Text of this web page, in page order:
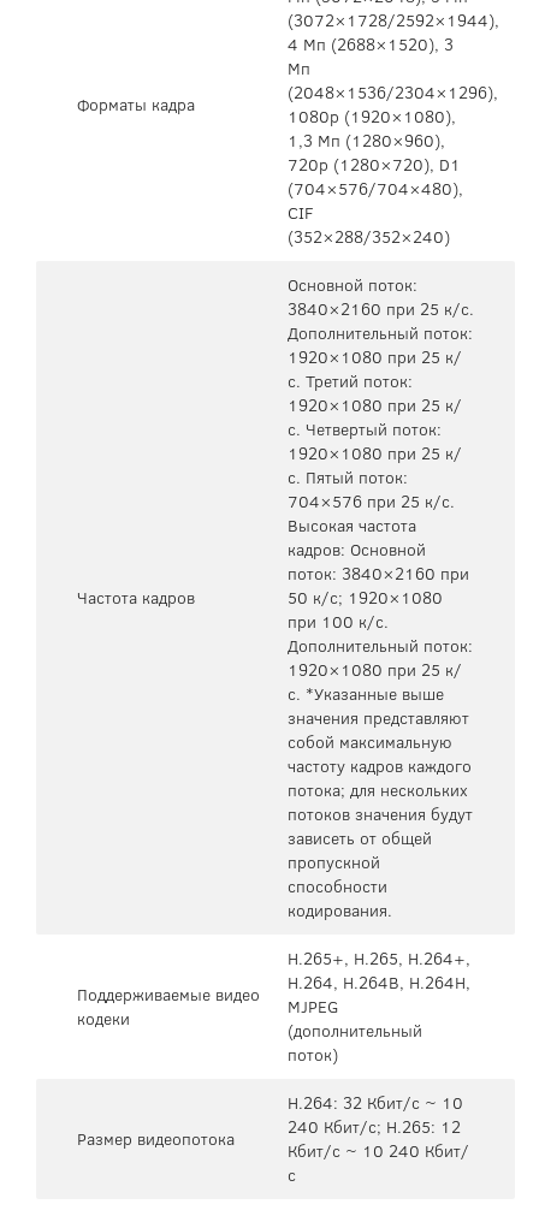
Форматы кадра
(3072×1728/2592×1944),
4 Мп (2688×1520), 3
Мп
(2048×1536/2304×1296),
1080р (1920×1080),
1,3 Мп (1280×960),
720p (1280×720), D1
(704×576/704×480),
CIF
(352×288/352×240)
Частота кадров
Основной поток:
3840×2160 при 25 к/с.
Дополнительный поток:
1920×1080 при 25 к/
с. Третий поток:
1920×1080 при 25 к/
с. Четвертый поток:
1920×1080 при 25 к/
с. Пятый поток:
704×576 при 25 к/с.
Высокая частота
кадров: Основной
поток: 3840×2160 при
50 к/с; 1920×1080
при 100 к/с.
Дополнительный поток:
1920×1080 при 25 к/
с. *Указанные выше
значения представляют
собой максимальную
частоту кадров каждого
потока; для нескольких
потоков значения будут
зависеть от общей
пропускной
способности
кодирования.
Поддерживаемые видео
кодеки
H.265+, H.265, H.264+,
H.264, H.264B, H.264H,
MJPEG
(дополнительный
поток)
Размер видеопотока
H.264: 32 Кбит/с ~ 10
240 Кбит/с; H.265: 12
Кбит/с ~ 10 240 Кбит/
с